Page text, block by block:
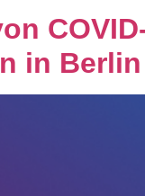
in Berlin